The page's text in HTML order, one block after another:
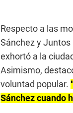
Respecto a las
Sánchez y Juntos
exhortó a la
Asimismo,
voluntad popular.
Sánchez cuando